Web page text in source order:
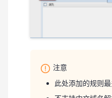
注意
此处添加的规则最